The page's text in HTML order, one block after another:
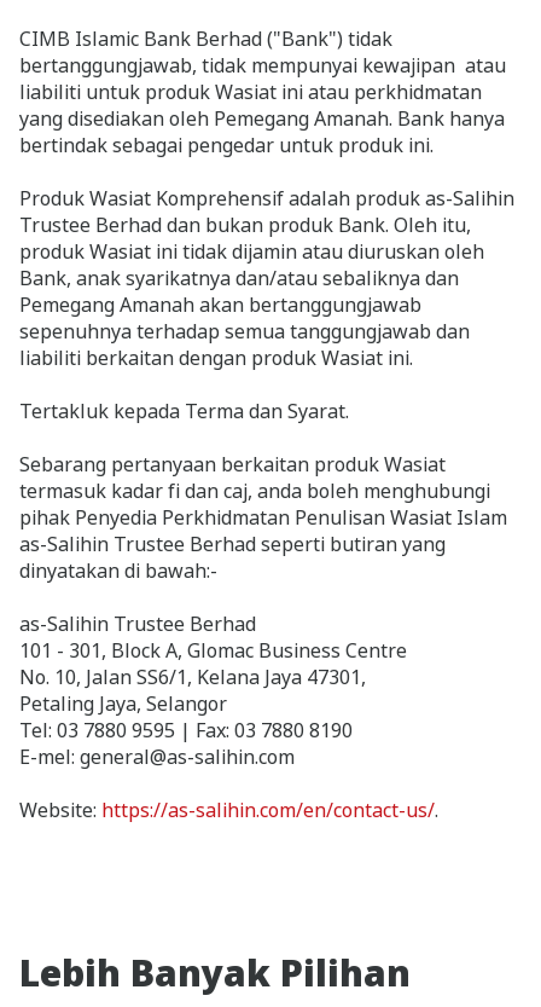
CIMB Islamic Bank Berhad ("Bank") tidak
bertanggungjawab, tidak mempunyai kewajipan atau
liabiliti untuk produk Wasiat ini atau perkhidmatan
yang disediakan oleh Pemegang Amanah. Bank hanya
bertindak sebagai pengedar untuk produk ini.
Produk Wasiat Komprehensif adalah produk as-Salihin
Trustee Berhad dan bukan produk Bank. Oleh itu,
produk Wasiat ini tidak dijamin atau diuruskan oleh
Bank, anak syarikatnya dan/atau sebaliknya dan
Pemegang Amanah akan bertanggungjawab
sepenuhnya terhadap semua tanggungjawab dan
liabiliti berkaitan dengan produk Wasiat ini.
Tertakluk kepada Terma dan Syarat.
Sebarang pertanyaan berkaitan produk Wasiat
termasuk kadar fi dan caj, anda boleh menghubungi
pihak Penyedia Perkhidmatan Penulisan Wasiat Islam
as-Salihin Trustee Berhad seperti butiran yang
dinyatakan di bawah:-
as-Salihin Trustee Berhad
101 - 301, Block A, Glomac Business Centre
No. 10, Jalan SS6/1, Kelana Jaya 47301,
Petaling Jaya, Selangor
Tel: 03 7880 9595 | Fax: 03 7880 8190
E-mel: general@as-salihin.com
Website: https://as-salihin.com/en/contact-us/.
Lebih Banyak Pilihan